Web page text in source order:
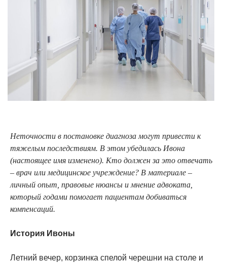
Неточности в постановке диагноза могут привести к
тяжелым последствиям. В этом убедилась Ивона
(настоящее имя изменено). Кто должен за это отвечать
– врач или медицинское учреждение? В материале –
личный опыт, правовые нюансы и мнение адвоката,
который годами помогает пациентам добиваться
компенсаций.
История Ивоны
Летний вечер, корзинка спелой черешни на столе и